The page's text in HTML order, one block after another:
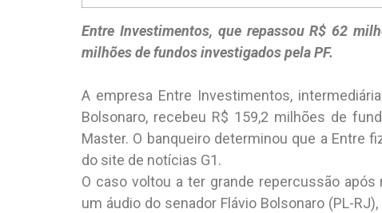
Entre Investimentos, que repassou R$ 62
milhões de fundos investigados pela PF.
A empresa Entre Investimentos,
Bolsonaro, recebeu R$ 159,2 milhões de
Master. O banqueiro determinou que a Entre
do site de notícias G1.
O caso voltou a ter grande repercussão
um áudio do senador Flávio Bolsonaro (PL-